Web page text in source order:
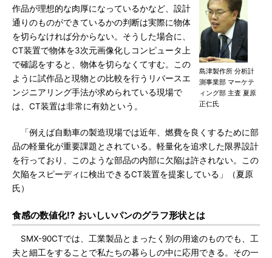
島津製作所 分析計
測事業部 マーケテ
ィング部 主査 夏原
正仁氏
作品が理想的な肉厚になっているかなど、設計
通りのものができているかの判断は実際に物体
を切らなければ分からない。そうした場合に、
CT装置で物体を3次元画像化しコンピュータ上
で確認をすると、物体を切らなくてすむ。この
ように試作品と現物との比較を行うリバースエ
ンジニアリング手法が求められている現場で
は、CT装置は非常に有効という。
「例えば自動車の製造現場では近年、燃費を良くするために部
品の軽量化が重要課題とされている。軽量化を追求した限界設計
を行っており、このような部品の内部に欠陥は許されない。この
欠陥をスピーディに検出できるCT装置を提案している」（夏原
氏）
食感の数値化!? おいしいパンのグラフ形状とは
SMX-90CTでは、工業製品とまったく別の用途のものでも、工
夫と細工をすることで私たちの暮らしの中に応用できる。その一